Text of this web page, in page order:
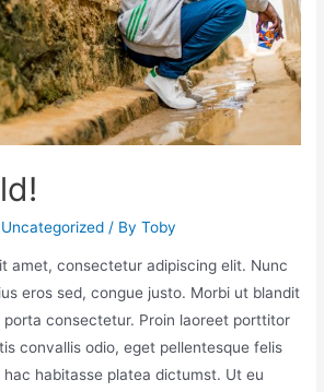
Uncategorized / ByToby
amet, consectetur adipiscing elit. Nunc
eros sed, congue justo. Morbi ut blandit
porta consectetur. Proin laoreet porttitor
convallis odio, eget pellentesque felis
habitasse platea dictumst. Ut eu